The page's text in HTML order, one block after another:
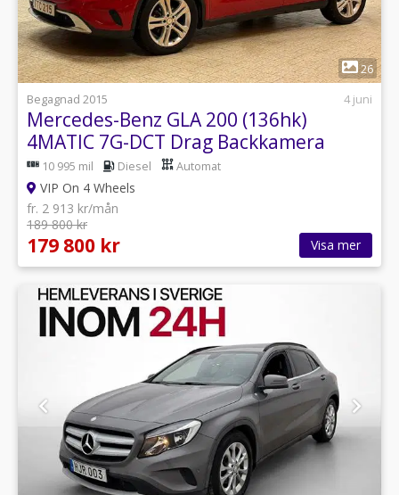
1
26
Begagnad 2015
4 juni
Mercedes-Benz GLA 200 (136hk)
4MATIC 7G-DCT Drag Backkamera
vinterdäck
10 995 mil Diesel Automat
VIP On 4 Wheels
fr. 2 913 kr/mån
189 800 kr
179 800 kr Visa mer